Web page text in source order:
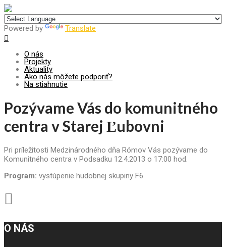
Powered by Translate
O nás
Projekty
Aktuality
Ako nás môžete podporiť?
Na stiahnutie
Pozývame Vás do komunitného
centra v Starej Ľubovni
Pri príležitosti Medzinárodného dňa Rómov Vás pozývame do
Komunitného centra v Podsadku 12.4.2013 o 17:00 hod.
Program: vystúpenie hudobnej skupiny F6
O NÁS